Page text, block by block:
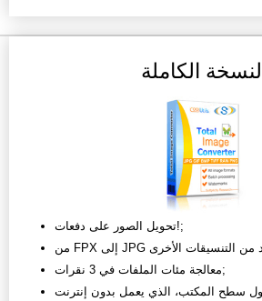
النسخة الكاملة
تحويل الصور على دفعات!;
معالجة مئات الملفات في 3 نقرات;